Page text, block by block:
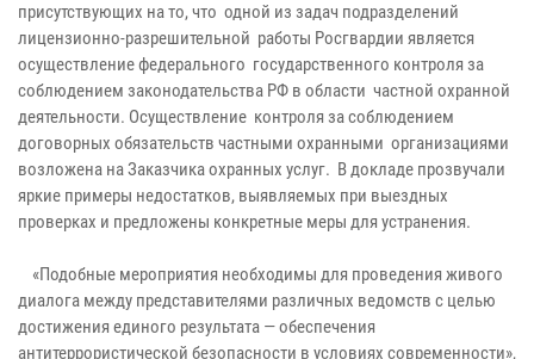
присутствующих на то, что одной из задач подразделений
лицензионно-разрешительной работы Росгвардии является
осуществление федерального государственного контроля за
соблюдением законодательства РФ в области частной охранной
деятельности. Осуществление контроля за соблюдением
договорных обязательств частными охранными организациями
возложена на Заказчика охранных услуг. В докладе прозвучали
яркие примеры недостатков, выявляемых при выездных
проверках и предложены конкретные меры для устранения.
«Подобные мероприятия необходимы для проведения живого
диалога между представителями различных ведомств с целью
достижения единого результата — обеспечения
антитеррористической безопасности в условиях современности»,